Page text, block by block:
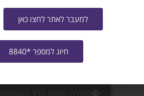
אני מאשר/ת אתתנאי ההצטרפות לתוכנית
שליחה
למעבר לאתר לחצו כאן
חיוג למספר *8840